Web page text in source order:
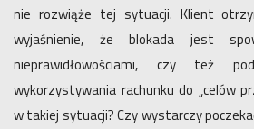
nie rozwiąże tej sytuacji. Klient
wyjaśnienie, że blokada jest
nieprawidłowościami, czy też
wykorzystywania rachunku do „celów
w takiej sytuacji? Czy wystarczy